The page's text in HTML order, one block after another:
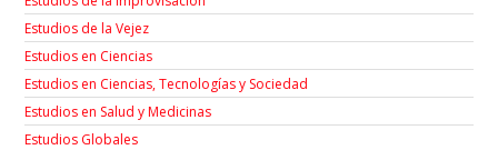
Estudios de la Vejez
Estudios en Ciencias
Estudios en Ciencias, Tecnologías y Sociedad
Estudios en Salud y Medicinas
Estudios Globales